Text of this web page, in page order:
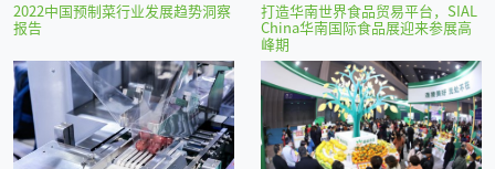
2022中国预制菜行业发展趋势洞察
报告
打造华南世界食品贸易平台，SIAL
China华南国际食品展迎来参展高
峰期